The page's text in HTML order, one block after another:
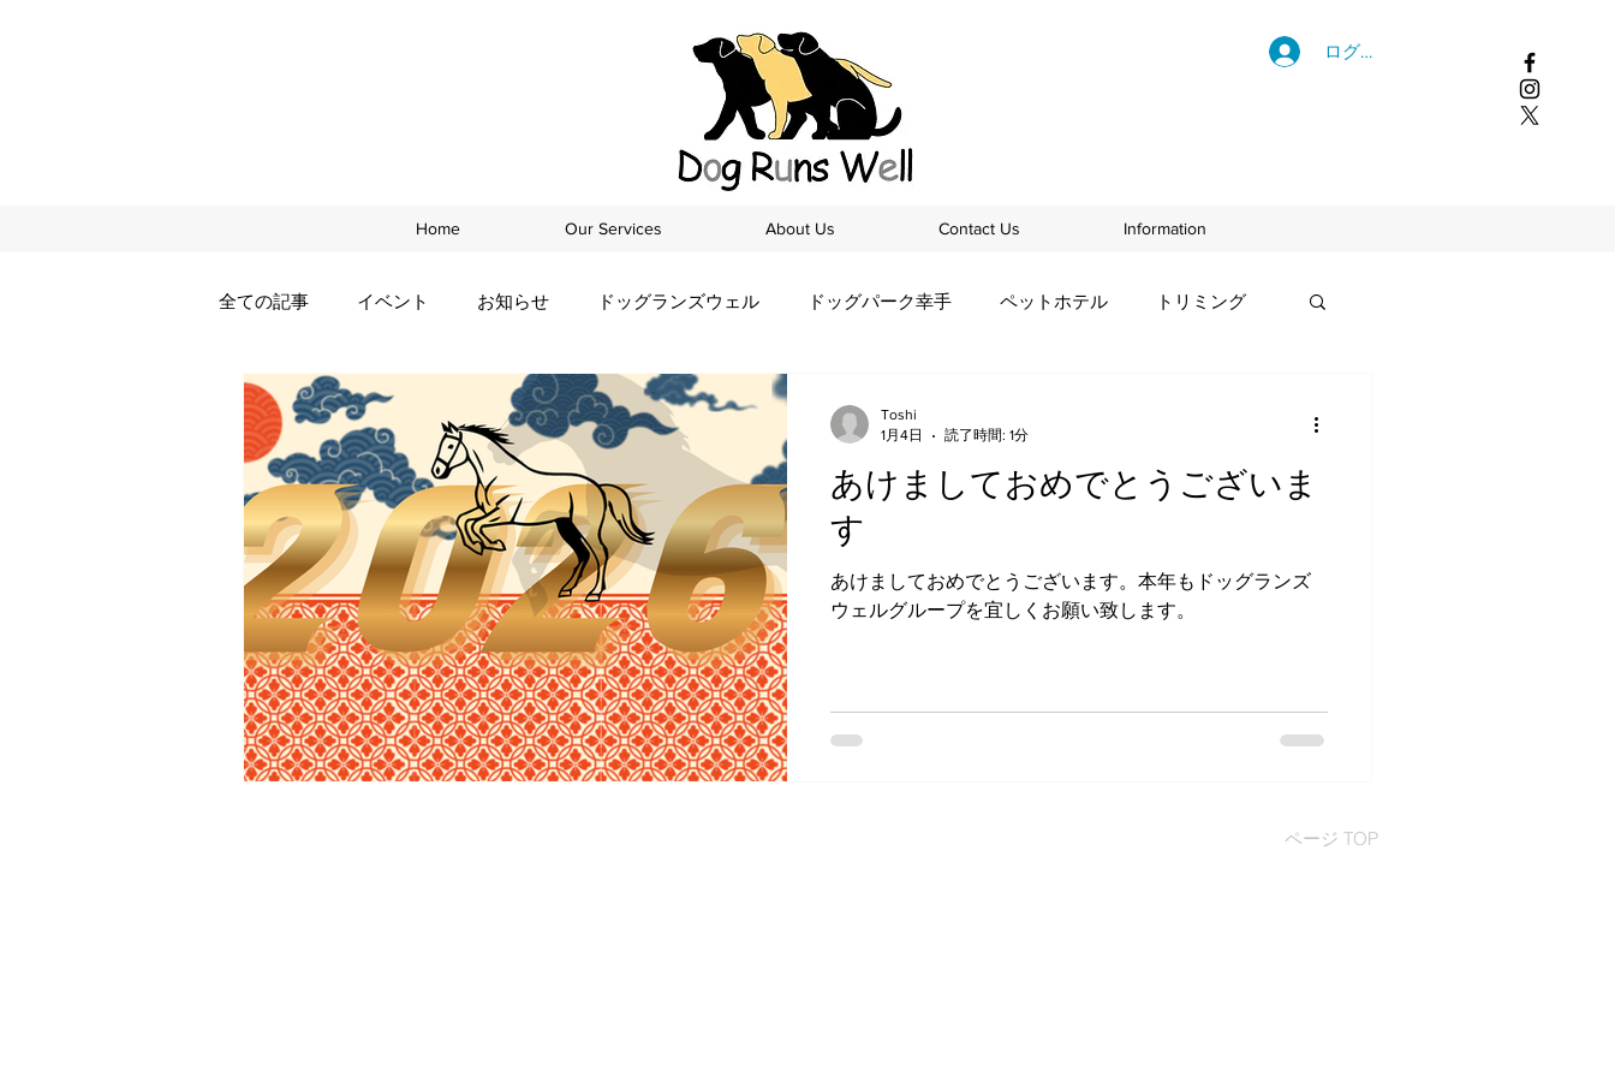
ログイン
Home Our Services About Us Contact Us Information
全ての記事 イベント お知らせ ドッグランズウェル ドッグパーク幸手 ペットホテル トリミング
年末年始
あけましておめでとうございま
す
あけましておめでとうございます。本年もドッグランズ
ウェルグループを宜しくお願い致します。
Toshi
1月4日
読了時間: 1分
ページ TOP